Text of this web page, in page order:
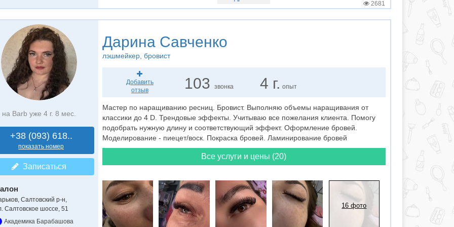
2681
на Barb уже 4 г. 8 мес.
+38 (093) 618..
показать номер
Записаться
Салтовский р-н,
Салтовское шоссе, 51
Академика Барабашова
Дарина Савченко
лэшмейкер, бровист
Добавить
отзыв
103звонка 4 г. опыт
Мастер по наращиванию ресниц. Бровист. Выполняю объемы наращивания от
классики до 4 D. Трендовые эффекты. Учитываю все пожелания клиента. Помогу
подобрать нужную длину и соответствующий эффект. Оформление бровей.
Моделирование - пиецет/воск. Покраска бровей. Ламинирование бровей
Все услуги и цены (20)
16 фото